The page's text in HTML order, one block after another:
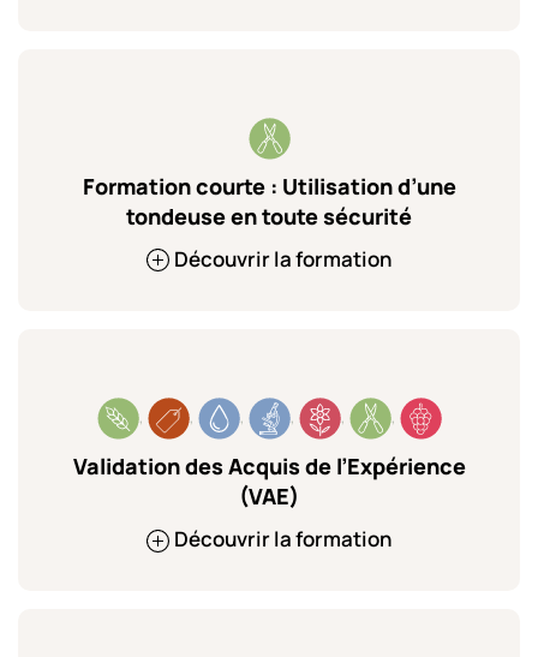
Formation courte : Utilisation d’une
tondeuse en toute sécurité
Découvrir la formation
, , , , , ,
Validation des Acquis de l’Expérience
(VAE)
Découvrir la formation